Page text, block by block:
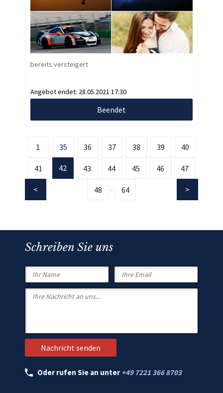
bereits versteigert
Angebot endet: 28.05.2021 17:30
Beendet
1 35 36 37 38 39 40
41 42 43 44 45 46 47
48 ... 64
Schreiben Sie uns
Oder rufen Sie an unter +49 7221 366 8703